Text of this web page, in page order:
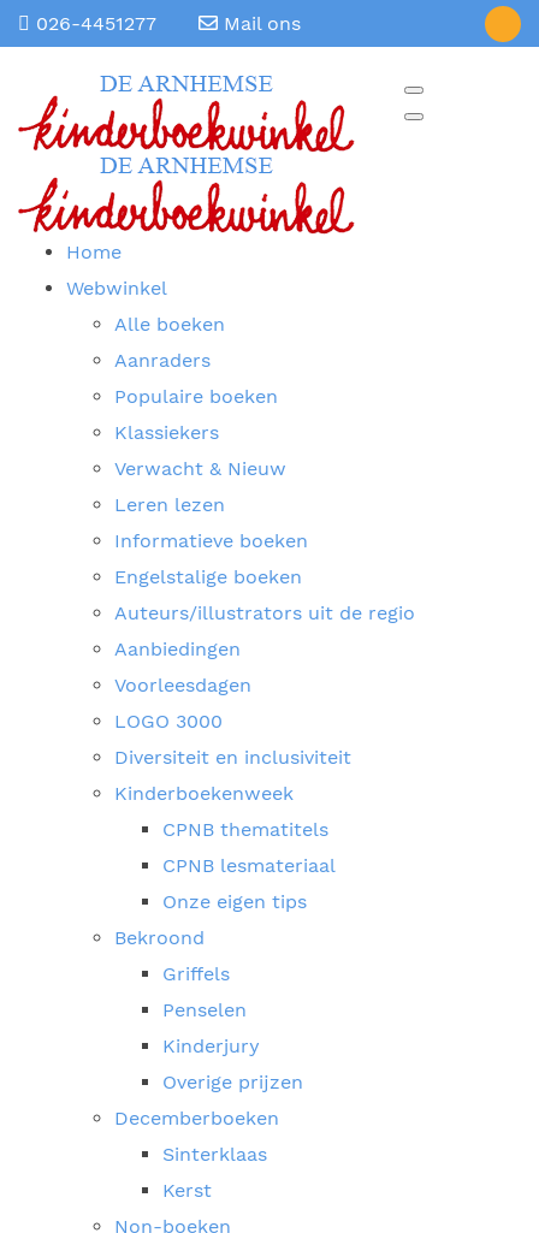
026-4451277 Mail ons
Home
Webwinkel
Alle boeken
Aanraders
Populaire boeken
Klassiekers
Verwacht & Nieuw
Leren lezen
Informatieve boeken
Engelstalige boeken
Auteurs/illustrators uit de regio
Aanbiedingen
Voorleesdagen
LOGO 3000
Diversiteit en inclusiviteit
Kinderboekenweek
CPNB thematitels
CPNB lesmateriaal
Onze eigen tips
Bekroond
Griffels
Penselen
Kinderjury
Overige prijzen
Decemberboeken
Sinterklaas
Kerst
Non-boeken